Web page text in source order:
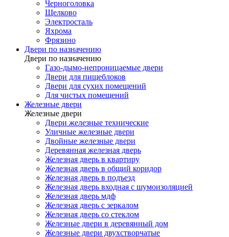
Черноголовка
Щелково
Электросталь
Яхрома
Фрязино
Двери по назначению
Двери по назначению
Газо-дымо-непроницаемые двери
Двери для пищеблоков
Двери для сухих помещений
Для чистых помещений
Железные двери
Железные двери
Двери железные технические
Уличные железные двери
Двойные железные двери
Деревянная железная дверь
Железная дверь в квартиру
Железная дверь в общий коридор
Железная дверь в подъезд
Железная дверь входная с шумоизоляцией
Железная дверь мдф
Железная дверь с зеркалом
Железная дверь со стеклом
Железные двери в деревянный дом
Железные двери двухстворчатые